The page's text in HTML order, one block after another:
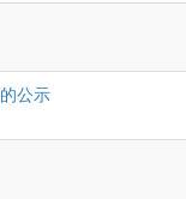
公示